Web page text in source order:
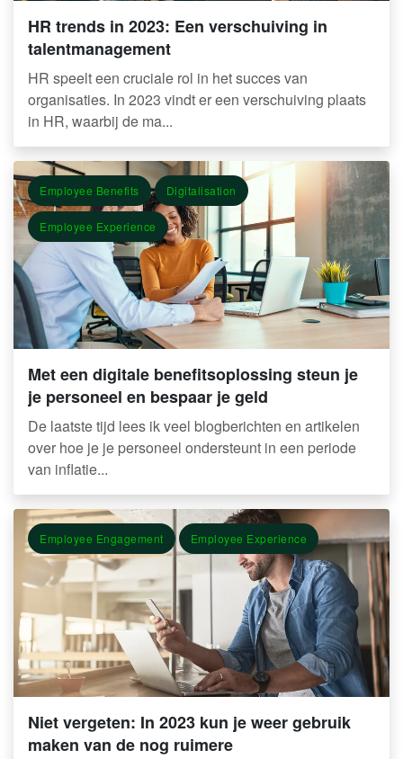
HR trends in 2023: Een verschuiving in
talentmanagement
HR speelt een cruciale rol in het succes van
organisaties. In 2023 vindt er een verschuiving plaats
in HR, waarbij de ma...
Employee Benefits Digitalisation
Employee Experience
Met een digitale benefitsoplossing steun je
je personeel en bespaar je geld
De laatste tijd lees ik veel blogberichten en artikelen
over hoe je je personeel ondersteunt in een periode
van inflatie...
Employee Engagement Employee Experience
Niet vergeten: In 2023 kun je weer gebruik
maken van de nog ruimere